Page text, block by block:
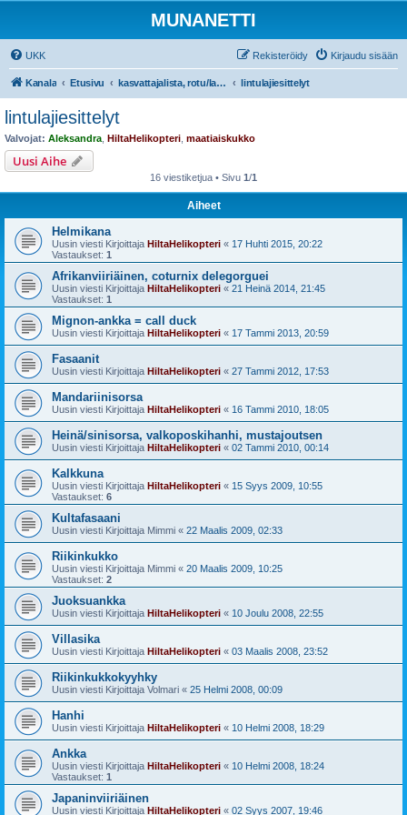
MUNANETTI
UKK Kirjaudu sisään
Rekisteröidy
Kanala Etusivu kasvattajalista, rotu/lajiesittelyt, siipikarjatarvikekaupat lintulajiesittelyt
lintulajiesittelyt
Valvojat: Aleksandra HiltaHelikopteri maatiaiskukko
Uusi Aihe
16 viestiketjua • Sivu 1/1
Aiheet
Helmikana
Uusin viesti Kirjoittaja HiltaHelikopteri « 17 Huhti 2015, 20:22
Vastaukset: 1
Afrikanviiriäinen, coturnix delegorguei
Uusin viesti Kirjoittaja HiltaHelikopteri « 21 Heinä 2014, 21:45
Vastaukset: 1
Mignon-ankka = call duck
Uusin viesti Kirjoittaja HiltaHelikopteri « 17 Tammi 2013, 20:59
Fasaanit
Uusin viesti Kirjoittaja HiltaHelikopteri « 27 Tammi 2012, 17:53
Mandariinisorsa
Uusin viesti Kirjoittaja HiltaHelikopteri « 16 Tammi 2010, 18:05
Heinä/sinisorsa, valkoposkihanhi, mustajoutsen
Uusin viesti Kirjoittaja HiltaHelikopteri « 02 Tammi 2010, 00:14
Kalkkuna
Uusin viesti Kirjoittaja HiltaHelikopteri « 15 Syys 2009, 10:55
Vastaukset: 6
Kultafasaani
Uusin viesti Kirjoittaja Mimmi « 22 Maalis 2009, 02:33
Riikinkukko
Uusin viesti Kirjoittaja Mimmi « 20 Maalis 2009, 10:25
Vastaukset: 2
Juoksuankka
Uusin viesti Kirjoittaja HiltaHelikopteri « 10 Joulu 2008, 22:55
Villasika
Uusin viesti Kirjoittaja HiltaHelikopteri « 03 Maalis 2008, 23:52
Riikinkukkokyyhky
Uusin viesti Kirjoittaja Volmari « 25 Helmi 2008, 00:09
Hanhi
Uusin viesti Kirjoittaja HiltaHelikopteri « 10 Helmi 2008, 18:29
Ankka
Uusin viesti Kirjoittaja HiltaHelikopteri « 10 Helmi 2008, 18:24
Vastaukset: 1
Japaninviiriäinen
Uusin viesti Kirjoittaja HiltaHelikopteri « 02 Syys 2007, 19:46